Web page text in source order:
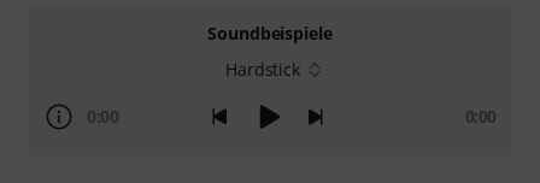
Soundbeispiele
Hardstick
0:00 0:00